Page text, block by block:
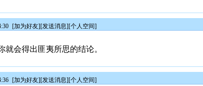
[加为好友][发送消息][个人空间]
会得出匪夷所思的结论。
[加为好友][发送消息][个人空间]